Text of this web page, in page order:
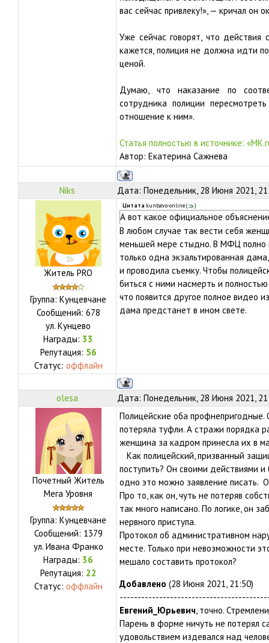
вас сейчас привлеку!», — кричал он
Уже сейчас говорят, что действия
кажется, полиция не должна идти
ценой.
Думаю, что наказание по
сотрудника полиции
отношение к ним».
Статья полностью в источнике:
Автор: Екатерина Сажнева
Niks Дата: Понедельник, 28 Июня 2021,
Житель PRO
Группа: Кунцевчане
Сообщений: 678
ул. Кунцево
Награды: 33
Репутация: 56
Статус: оффлайн
Цитата kuntsevo-online( )
А вот какое официальное
В любом случае так вести себя
меньшей мере стыдно. В МФЦ полно
только одна экзальтированная
и проводила съемку. Чтобы
биться с ними насмерть и
что появится другое полное видео
дама предстанет в ином свете.
olesa Дата: Понедельник, 28 Июня 2021,
Почетный Житель
Мега Уровня
Группа: Кунцевчане
Сообщений: 1379
ул. Ивана Франко
Награды: 36
Репутация: 22
Статус: оффлайн
Полицейские оба
потеряла туфли. А стражи порядка
женщина за кадром принесла их в
Как полицейский, призванный
поступить? Он своими действиями
одно это можно заявление писать.
Про то, как он, чуть не потеряв
так много написано. По логике, он
нервного приступа.
Протокол об административном
месте. Только при невозможности
мешало составить протокол?
Добавлено (28 Июня 2021, 21:50)
Евгений_Юрьевич, точно.
Парень в форме ничуть не потерял
удовольствием издевался над